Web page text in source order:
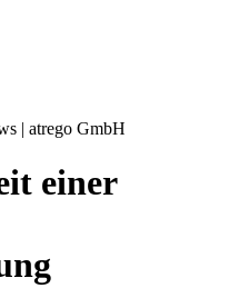
| atrego GmbH
einer